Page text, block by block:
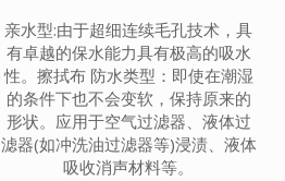
亲水型:由于超细连续毛孔技术，具
有卓越的保水能力具有极高的吸水
性。擦拭布 防水类型：即使在潮湿
的条件下也不会变软，保持原来的
形状。应用于空气过滤器、液体过
滤器(如冲洗油过滤器等)浸渍、液体
吸收消声材料等。